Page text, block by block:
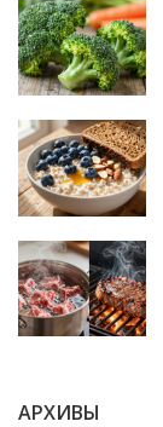
АРХИВЫ